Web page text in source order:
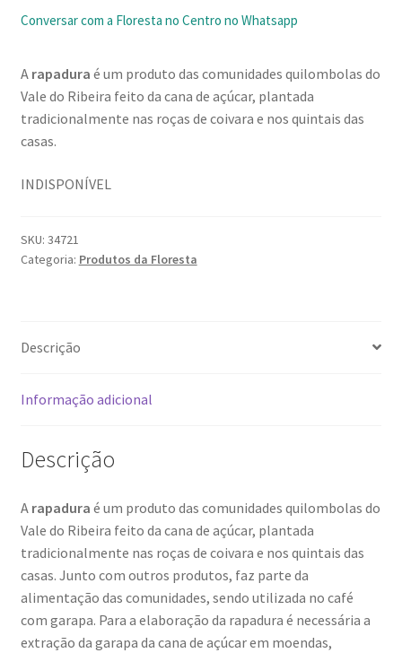
Conversar com a Floresta no Centro no Whatsapp
A rapadura é um produto das comunidades quilombolas do
Vale do Ribeira feito da cana de açúcar, plantada
tradicionalmente nas roças de coivara e nos quintais das
casas.
INDISPONÍVEL
SKU: 34721
Categoria: Produtos da Floresta
Descrição
Informação adicional
Descrição
A rapadura é um produto das comunidades quilombolas do
Vale do Ribeira feito da cana de açúcar, plantada
tradicionalmente nas roças de coivara e nos quintais das
casas. Junto com outros produtos, faz parte da
alimentação das comunidades, sendo utilizada no café
com garapa. Para a elaboração da rapadura é necessária a
extração da garapa da cana de açúcar em moendas,